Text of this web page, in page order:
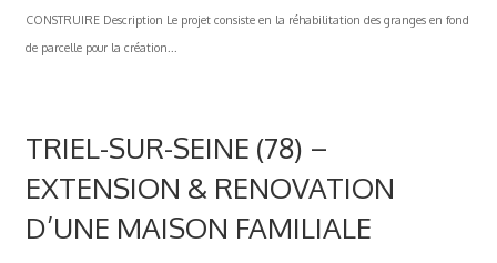
CONSTRUIRE Description Le projet consiste en la réhabilitation des granges en fond
de parcelle pour la création...
TRIEL-SUR-SEINE (78) –
EXTENSION & RENOVATION
D’UNE MAISON FAMILIALE